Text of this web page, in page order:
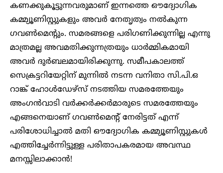
കണക്കുകൂട്ടുന്നവരുമാണ് ഇന്നത്തെ ഔദ്യോഗിക
കമ്മ്യൂണിസ്റ്റുകളും അവർ നേതൃത്വം നൽകുന്ന
ഗവൺമെൻ്റും. സമരങ്ങളെ പരിഗണിക്കുന്നില്ല എന്നു
മാത്രമല്ല അവമതിക്കുന്നത്രയും ധാർമ്മികമായി
അവർ ദുർബലമായിരിക്കുന്നു. സമീപകാലത്ത്
സെക്രട്ടറിയേറ്റിന് മുന്നിൽ നടന്ന വനിതാ സി.പി.ഒ
റാങ്ക് ഹോൾഡേഴ്സ് നടത്തിയ സമരത്തേയും
അംഗൻവാടി വർക്കർക്കർമാരുടെ സമരത്തേയും
എങ്ങനെയാണ് ഗവൺമെന്റ് നേരിട്ടത് എന്ന്
പരിശോധിച്ചാൽ മതി ഔദ്യോഗിക കമ്മ്യൂണിസ്റ്റുകൾ
എത്തിച്ചേർന്നിട്ടുള്ള പരിതാപകരമായ അവസ്ഥ
മനസ്സിലാക്കാൻ!